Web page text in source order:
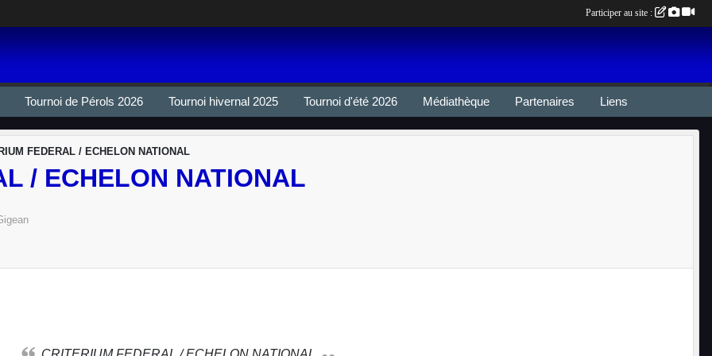
Tournoi de Pérols 2026 Tournoi hivernal 2025 Tournoi d'été 2026 Médiathèque Partenaires Liens
FEDERAL / ECHELON NATIONAL
/ ECHELON NATIONAL
Participer au site :